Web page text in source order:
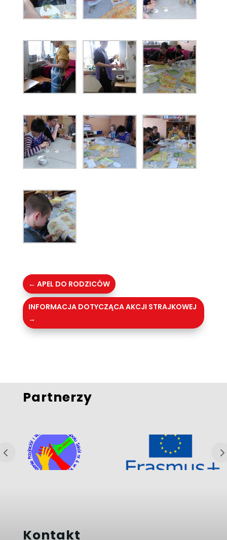
← APEL DO RODZICÓW
INFORMACJA DOTYCZĄCA AKCJI STRAJKOWEJ
→
Partnerzy
Kontakt